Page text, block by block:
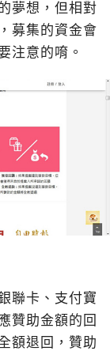
夢想，但相對
募集的資金會
注意的唷。
聯卡、支付寶
贊助金額的回
額退回，贊助